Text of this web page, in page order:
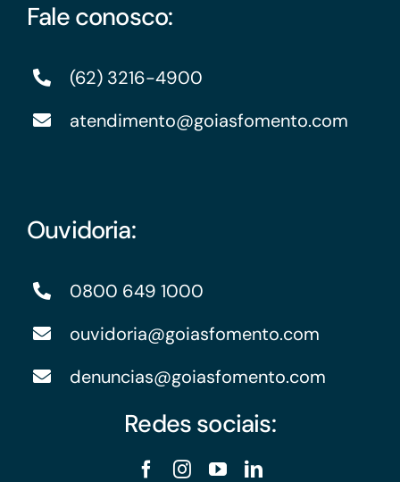
Fale conosco:
(62) 3216-4900
atendimento@goiasfomento.com
Ouvidoria:
0800 649 1000
ouvidoria@goiasfomento.com
denuncias@goiasfomento.com
Redes sociais: